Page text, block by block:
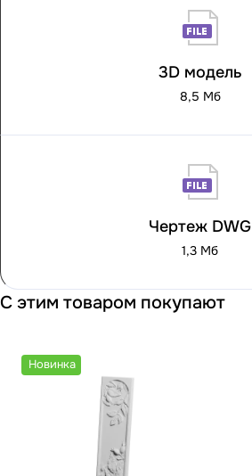
3D модель
8,5 Мб
Чертеж DWG
1,3 Мб
С этим товаром покупают
Новинка